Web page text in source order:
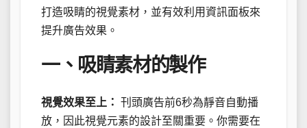
打造吸睛的視覺素材，並有效利用資訊面板來
提升廣告效果。
一、吸睛素材的製作
視覺效果至上： 刊頭廣告前6秒為靜音自動播
放，因此視覺元素的設計至關重要。你需要在